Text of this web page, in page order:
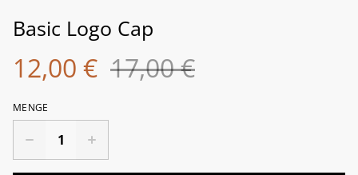
Basic Logo Cap
12,00 € 17,00 €
MENGE